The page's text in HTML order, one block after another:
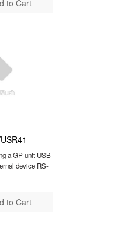
to Cart
a GP unit USB
device RS-
to Cart